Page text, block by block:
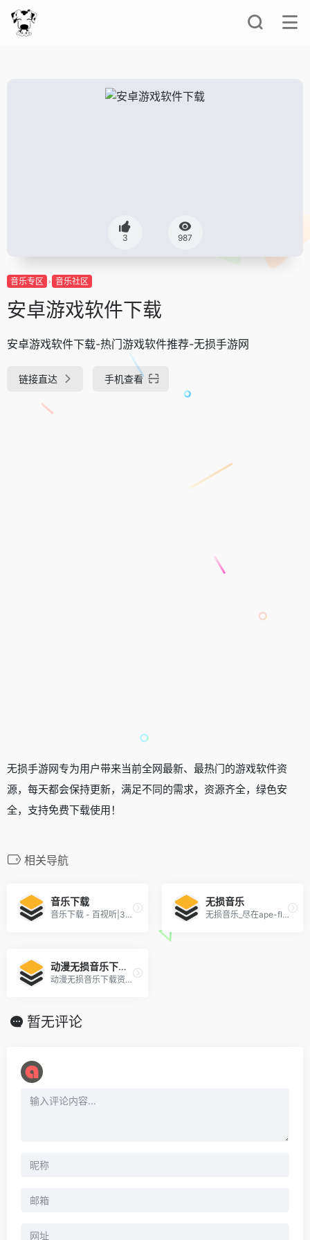
3 987
音乐专区 音乐社区
安卓游戏软件下载
安卓游戏软件下载-热门游戏软件推荐-无损手游网
链接直达 手机查看
无损手游网专为用户带来当前全网最新、最热门的游戏软件资
源，每天都会保持更新，满足不同的需求，资源齐全，绿色安
全，支持免费下载使用！
相关导航
音乐下载
音乐下载 - 百视听|320K_无损高品质音乐下载FLAC_WAV_24bit_AAC
无损音乐
无损音乐_尽在ape-flac.com
动漫无损音乐下载资讯站
动漫无损音乐下载资讯站_ACG漫音社_专注分享二次元高品质音乐~
暂无评论